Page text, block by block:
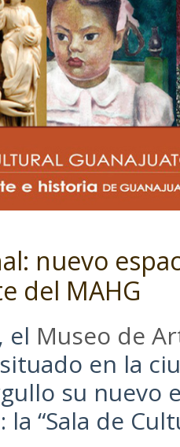
nuevo
del MAHG
el Museo de
en la
su nuevo
“Sala de